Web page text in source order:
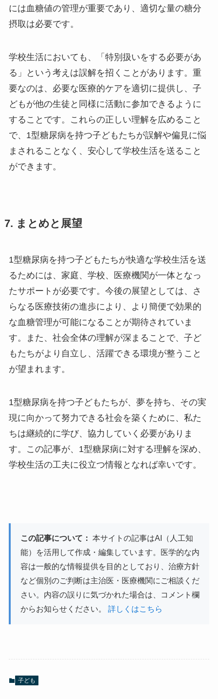
には血糖値の管理が重要であり、適切な量の糖分
摂取は必要です。
学校生活においても、「特別扱いをする必要があ
る」という考えは誤解を招くことがあります。重
要なのは、必要な医療的ケアを適切に提供し、子
どもが他の生徒と同様に活動に参加できるように
することです。これらの正しい理解を広めること
で、1型糖尿病を持つ子どもたちが誤解や偏見に悩
まされることなく、安心して学校生活を送ること
ができます。
7. まとめと展望
1型糖尿病を持つ子どもたちが快適な学校生活を送
るためには、家庭、学校、医療機関が一体となっ
たサポートが必要です。今後の展望としては、さ
らなる医療技術の進歩により、より簡便で効果的
な血糖管理が可能になることが期待されていま
す。また、社会全体の理解が深まることで、子ど
もたちがより自立し、活躍できる環境が整うこと
が望まれます。
1型糖尿病を持つ子どもたちが、夢を持ち、その実
現に向かって努力できる社会を築くために、私た
ちは継続的に学び、協力していく必要がありま
す。この記事が、1型糖尿病に対する理解を深め、
学校生活の工夫に役立つ情報となれば幸いです。
この記事について： 本サイトの記事はAI（人工知
能）を活用して作成・編集しています。医学的な内
容は一般的な情報提供を目的としており、治療方針
など個別のご判断は主治医・医療機関にご相談くだ
さい。内容の誤りに気づかれた場合は、コメント欄
からお知らせください。 詳しくはこちら
子ども